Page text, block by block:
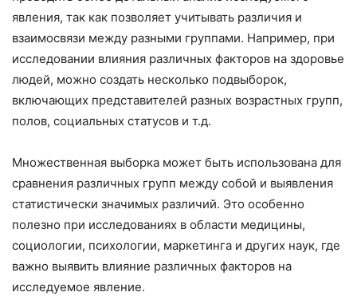
явления, так как позволяет учитывать различия и
взаимосвязи между разными группами. Например, при
исследовании влияния различных факторов на здоровье
людей, можно создать несколько подвыборок,
включающих представителей разных возрастных групп,
полов, социальных статусов и т.д.
Множественная выборка может быть использована для
сравнения различных групп между собой и выявления
статистически значимых различий. Это особенно
полезно при исследованиях в области медицины,
социологии, психологии, маркетинга и других наук, где
важно выявить влияние различных факторов на
исследуемое явление.